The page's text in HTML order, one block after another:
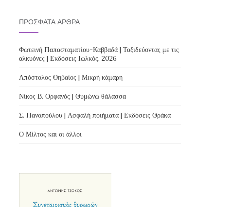
ΠΡΌΣΦΑΤΑ ΆΡΘΡΑ
Φωτεινή Παπασταματίου-Καββαδά | Ταξιδεύοντας με τις
αλκυόνες | Εκδόσεις Ιωλκός, 2026
Απόστολος Θηβαίος | Μικρή κάμαρη
Νίκος Β. Ορφανός | Θυμώνω θάλασσα
Σ. Πανοπούλου | Ασφαλή ποιήματα | Εκδόσεις Θράκα
Ο Μίλτος και οι άλλοι